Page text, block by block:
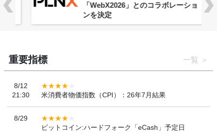
「WebX2026」とのコラボレーショ
ンを決定
重要指標 一覧
8/12
21:30
米消費者物価指数（CPI）：26年7月結果
8/29
ビットコイン:ハードフォーク「eCash」予定日